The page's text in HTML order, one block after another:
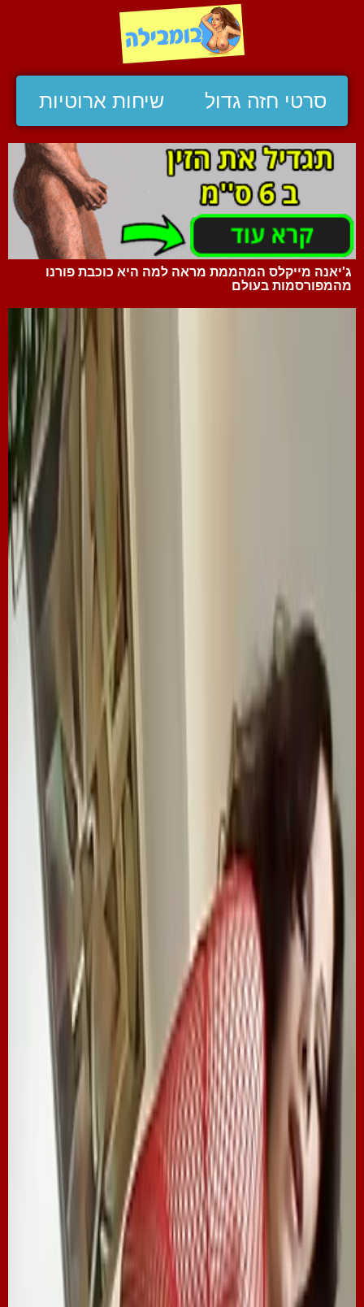
סרטי חזה גדול שיחות ארוטיות
ג'יאנה מייקלס המהממת מראה למה היא כוכבת פורנו
מהמפורסמות בעולם